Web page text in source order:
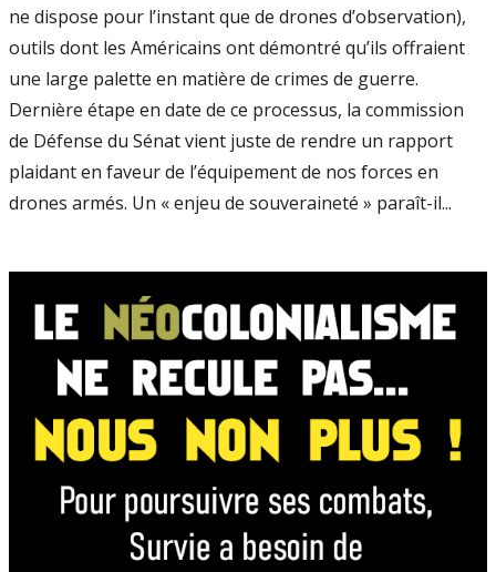
ne dispose pour l’instant que de drones d’observation),
outils dont les Américains ont démontré qu’ils offraient
une large palette en matière de crimes de guerre.
Dernière étape en date de ce pro­cessus, la commission
de Défense du Sénat vient juste de rendre un rapport
plaidant en faveur de l’équipement de nos forces en
drones armés. Un « enjeu de souveraineté » paraît­-il...